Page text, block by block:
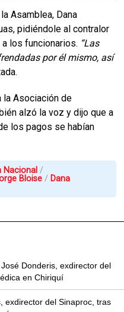
Asamblea, Dana
pidiéndole al contralor
a los funcionarios. “Las
por él mismo, así
la Asociación de
alzó la voz y dijo que a
los pagos se habían
Nacional
Bloise
Dana
Donderis, exdirector del
en Chiriquí
exdirector del Sinaproc, tras